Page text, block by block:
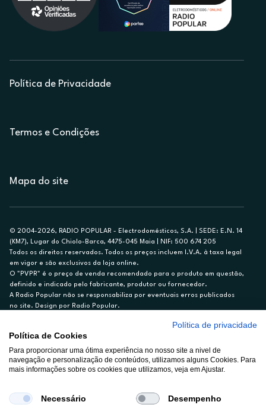
Política de Privacidade
Termos e Condições
Mapa do site
© 2004-2026, RADIO POPULAR - Electrodomésticos, S.A. | SEDE: E.N. 14
(KM7), Lugar do Chiolo-Barca, 4475-045 Maia | NIF: 500 674 205
Todos os direitos reservados. Todos os preços incluem I.V.A. à taxa legal
em vigor e são exclusivos da loja online.
O "PVPR" é o preço de venda recomendado para o produto em questão,
definido e indicado pelo fabricante, produtor ou fornecedor.
A Radio Popular não se responsabiliza por eventuais erros publicados
no site. Design por Radio Popular.
Ex. para limite de crédito de €1.500, reembolsado em 12 meses, TAN
14,79%.
Crédito sujeito a aprovação pelo Cetelem, marca BNP Paribas Personal
Finance, S.A., Sucursal em Portugal. Informe-se no 21 721 90 00 (dias
A Rádio Popular – Eletrodomésticos S.A. (Registo BdP848) atua como
intermediário de crédito a título acessório e com exclusividade (registo
Política de privacidade
Política de Cookies
Para proporcionar uma ótima experiência no nosso site a nivel de
navegação e personalização de conteúdos, utilizamos alguns Cookies. Para
mais informações sobre os cookies que utilizamos, veja em Ajustar.
Necessário Desempenho